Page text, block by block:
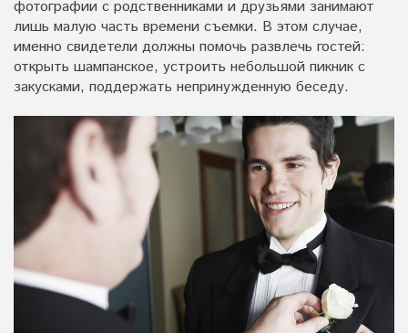
фотографии с родственниками и друзьями занимают
лишь малую часть времени съемки. В этом случае,
именно свидетели должны помочь развлечь гостей:
открыть шампанское, устроить небольшой пикник с
закусками, поддержать непринужденную беседу.